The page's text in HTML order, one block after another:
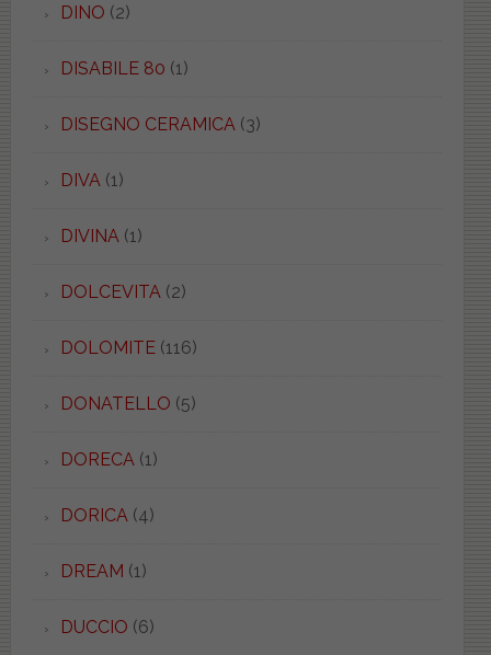
DINO (2)
DISABILE 80 (1)
DISEGNO CERAMICA (3)
DIVA (1)
DIVINA (1)
DOLCEVITA (2)
DOLOMITE(116)
DONATELLO (5)
DORECA (1)
DORICA (4)
DREAM (1)
DUCCIO (6)